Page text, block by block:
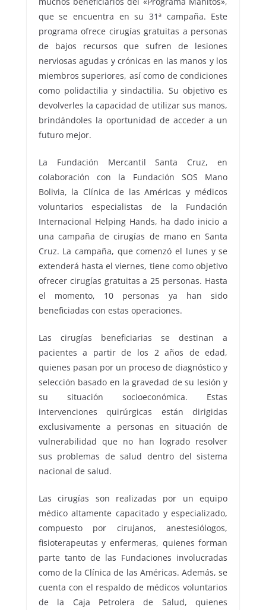
que se encuentra en su 31ª campaña. Este
programa ofrece cirugías gratuitas a personas
de bajos recursos que sufren de lesiones
nerviosas agudas y crónicas en las manos y los
miembros superiores, así como de condiciones
como polidactilia y sindactilia. Su objetivo es
devolverles la capacidad de utilizar sus manos,
brindándoles la oportunidad de acceder a un
futuro mejor.
La Fundación Mercantil Santa Cruz, en
colaboración con la Fundación SOS Mano
Bolivia, la Clínica de las Américas y médicos
voluntarios especialistas de la Fundación
Internacional Helping Hands, ha dado inicio a
una campaña de cirugías de mano en Santa
Cruz. La campaña, que comenzó el lunes y se
extenderá hasta el viernes, tiene como objetivo
ofrecer cirugías gratuitas a 25 personas. Hasta
el momento, 10 personas ya han sido
beneficiadas con estas operaciones.
Las cirugías beneficiarias se destinan a
pacientes a partir de los 2 años de edad,
quienes pasan por un proceso de diagnóstico y
selección basado en la gravedad de su lesión y
su situación socioeconómica. Estas
intervenciones quirúrgicas están dirigidas
exclusivamente a personas en situación de
vulnerabilidad que no han logrado resolver
sus problemas de salud dentro del sistema
nacional de salud.
Las cirugías son realizadas por un equipo
médico altamente capacitado y especializado,
compuesto por cirujanos, anestesiólogos,
fisioterapeutas y enfermeras, quienes forman
parte tanto de las Fundaciones involucradas
como de la Clínica de las Américas. Además, se
cuenta con el respaldo de médicos voluntarios
de la Caja Petrolera de Salud, quienes